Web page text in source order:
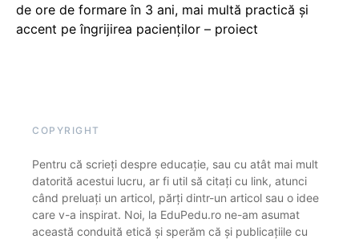
de ore de formare în 3 ani, mai multă practică și
accent pe îngrijirea pacienților – proiect
COPYRIGHT
Pentru că scrieți despre educație, sau cu atât mai mult
datorită acestui lucru, ar fi util să citați cu link, atunci
când preluați un articol, părți dintr-un articol sau o idee
care v-a inspirat. Noi, la EduPedu.ro ne-am asumat
această conduită etică și sperăm că și publicațiile cu